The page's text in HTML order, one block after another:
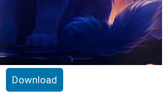
Download